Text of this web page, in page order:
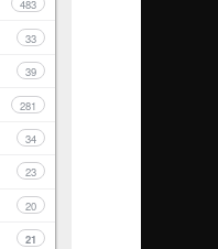
483
33
39
281
34
23
20
21